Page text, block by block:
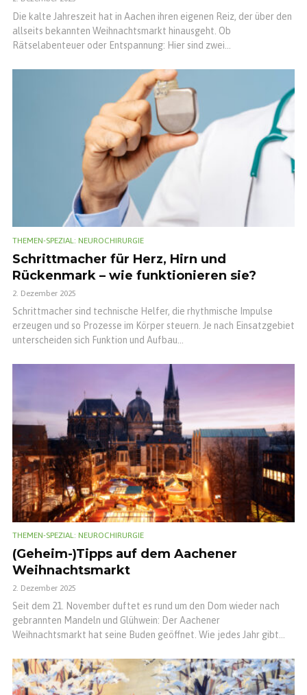
Die kalte Jahreszeit hat in Aachen ihren eigenen Reiz, der über den
allseits bekannten Weihnachtsmarkt hinausgeht. Ob
Rätselabenteuer oder Entspannung: Hier sind zwei...
THEMEN-SPEZIAL: NEUROCHIRURGIE
Schrittmacher für Herz, Hirn und
Rückenmark – wie funktionieren sie?
2. Dezember 2025
Schrittmacher sind technische Helfer, die rhythmische Impulse
erzeugen und so Prozesse im Körper steuern. Je nach Einsatzgebiet
unterscheiden sich Funktion und Aufbau...
THEMEN-SPEZIAL: NEUROCHIRURGIE
(Geheim-)Tipps auf dem Aachener
Weihnachtsmarkt
2. Dezember 2025
Seit dem 21. November duftet es rund um den Dom wieder nach
gebrannten Mandeln und Glühwein: Der Aachener
Weihnachtsmarkt hat seine Buden geöffnet. Wie jedes Jahr gibt...